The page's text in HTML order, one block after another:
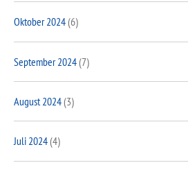
Oktober 2024(6)
September 2024(7)
August 2024(3)
Juli 2024(4)